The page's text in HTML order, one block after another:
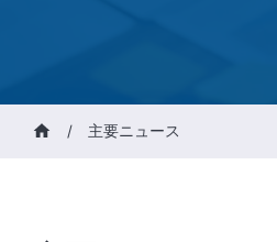
/ 主要ニュース